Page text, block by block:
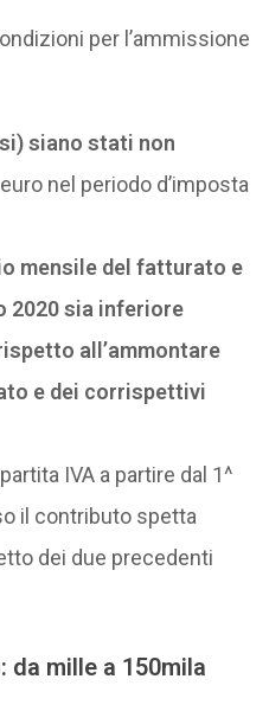
per l’ammissione
siano stati non
nel periodo d’imposta
mensile del fatturato e
2020 sia inferiore
all’ammontare
e dei corrispettivi
IVA a partire dal 1^
il contributo spetta
dei due precedenti
mille a 150mila